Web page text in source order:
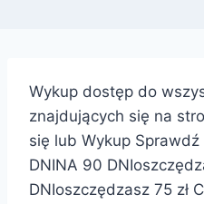
Wykup dostęp do
znajdujących się na
się lub Wykup
DNINA 90
DNIoszczędzasz 75 zł